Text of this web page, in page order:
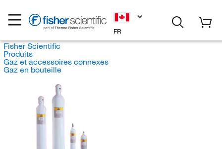
FR
Fisher Scientific
Produits
Gaz et accessoires connexes
Gaz en bouteille